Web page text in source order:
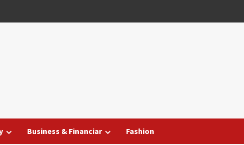
Business & Financiar Fashion